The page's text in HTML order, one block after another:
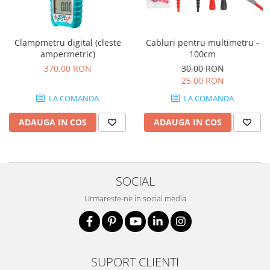
Drujbe termice
Echipamente medicale
Echipamente PSI
Generatoare si unelte pentru
Generatoare
Unelte santier
Masini si tractorase de tuns
Clampmetru digital (cleste
ampermetric)
370,00 RON
LA COMANDA
ADAUGA IN COS
Cabluri pentru multimetru -
100cm
30,00 RON
25,00 RON
LA COMANDA
ADAUGA IN COS
SOCIAL
Urmareste-ne in social media
SUPORT CLIENTI